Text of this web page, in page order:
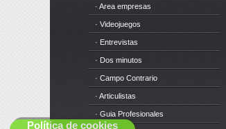
· Area empresas
· Videojuegos
· Entrevistas
· Dos minutos
· Campo Contrario
· Articulistas
· Guia Profesionales
Política de cookies